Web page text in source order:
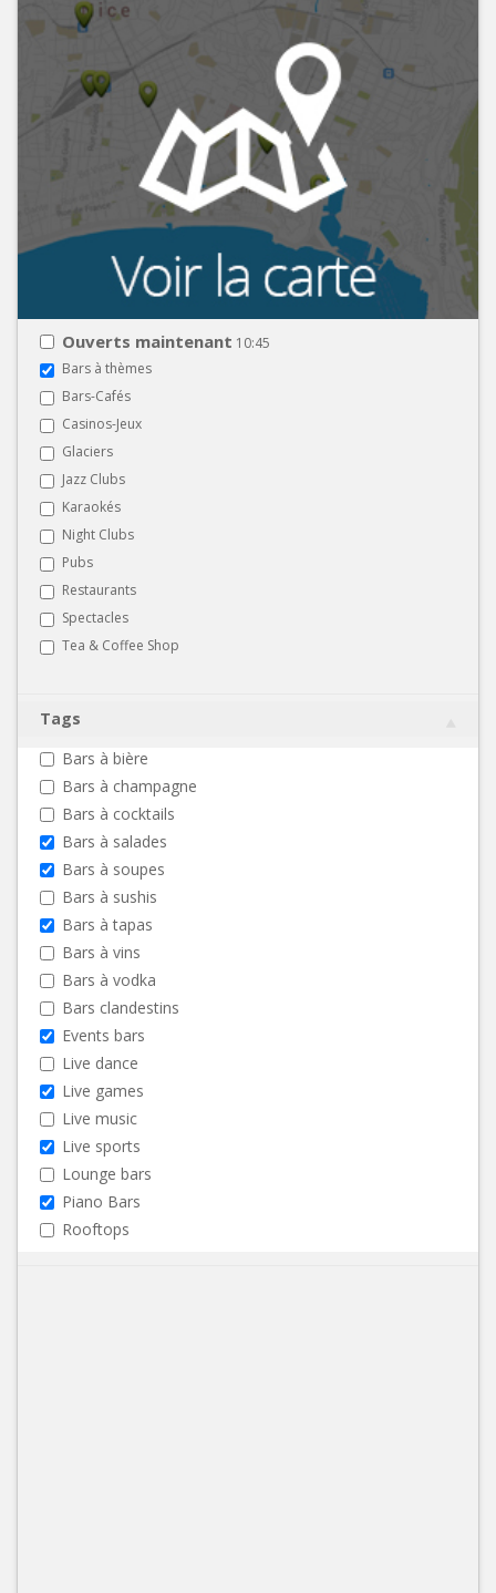
Ouverts maintenant 10:45
Bars à thèmes
Bars-Cafés
Casinos-Jeux
Glaciers
Jazz Clubs
Karaokés
Night Clubs
Pubs
Restaurants
Spectacles
Tea & Coffee Shop
Tags
Bars à bière
Bars à champagne
Bars à cocktails
Bars à salades
Bars à soupes
Bars à sushis
Bars à tapas
Bars à vins
Bars à vodka
Bars clandestins
Events bars
Live dance
Live games
Live music
Live sports
Lounge bars
Piano Bars
Rooftops